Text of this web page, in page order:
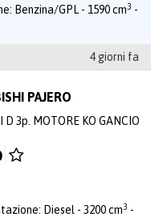
Benzina/GPL - 1590 cm3 -
4 giorni fa
PAJERO
D 3p. MOTORE KO GANCIO
Diesel - 3200 cm3 -